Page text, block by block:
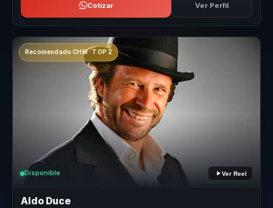
Cotizar Ver Perfil
Recomendado CHM · TOP 2
Disponible Ver Reel
Aldo Duce